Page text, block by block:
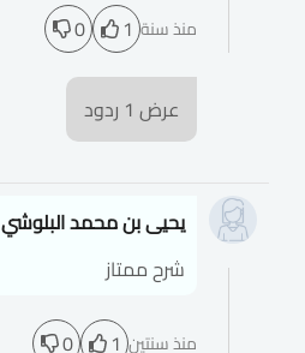
منذ سنة 1
0
عرض 1 ردود
يحيى بن محمد البلوشي
شرح ممتاز
منذ سنتين 1
0